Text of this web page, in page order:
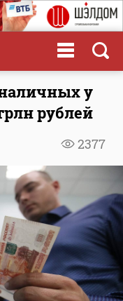
у
рублей
2377